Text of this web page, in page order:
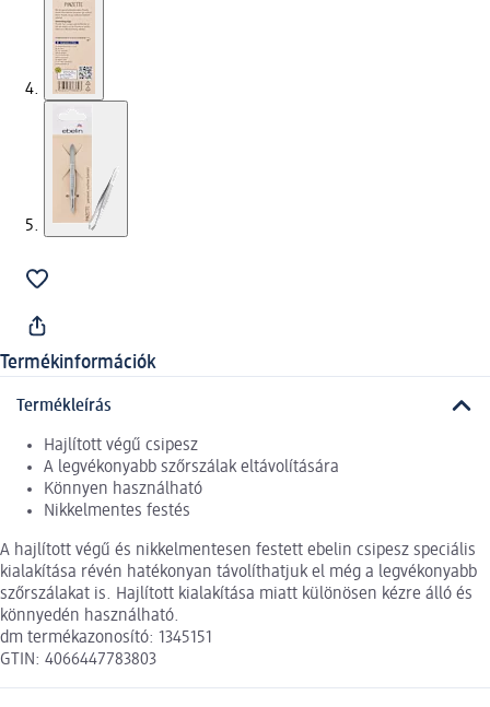
Termékinformációk
Termékleírás
Hajlított végű csipesz
A legvékonyabb szőrszálak eltávolítására
Könnyen használható
Nikkelmentes festés
A hajlított végű és nikkelmentesen festett ebelin csipesz speciális
kialakítása révén hatékonyan távolíthatjuk el még a legvékonyabb
szőrszálakat is. Hajlított kialakítása miatt különösen kézre álló és
könnyedén használható.
dm termékazonosító: 1345151
GTIN: 4066447783803